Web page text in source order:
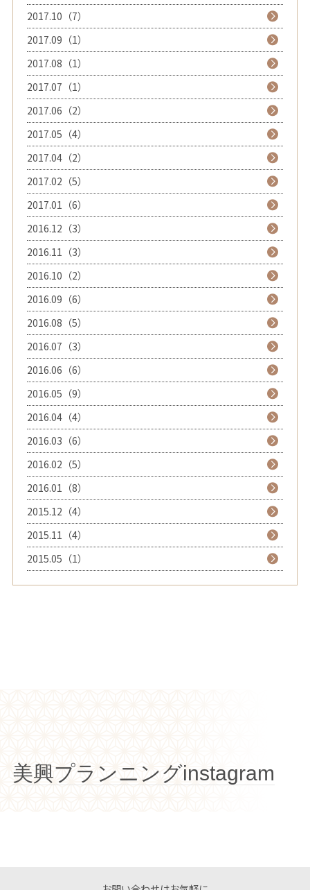
2017.10（7）
2017.09（1）
2017.08（1）
2017.07（1）
2017.06（2）
2017.05（4）
2017.04（2）
2017.02（5）
2017.01（6）
2016.12（3）
2016.11（3）
2016.10（2）
2016.09（6）
2016.08（5）
2016.07（3）
2016.06（6）
2016.05（9）
2016.04（4）
2016.03（6）
2016.02（5）
2016.01（8）
2015.12（4）
2015.11（4）
2015.05（1）
美興プランニングinstagram